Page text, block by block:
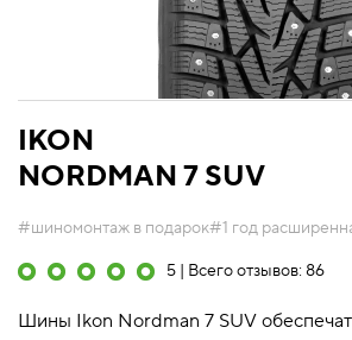
IKON
NORDMAN 7 SUV
#шиномонтаж в подарок#1 год
5 | Всего отзывов: 86
Шины Ikon Nordman 7 SUV